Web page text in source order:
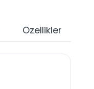
Özellikler